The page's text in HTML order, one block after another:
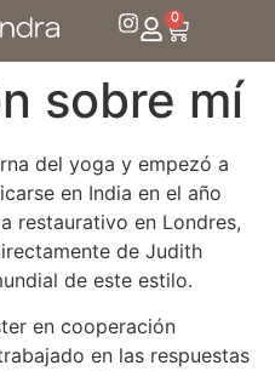
0
sobre mí
del yoga y empezó a
en India en el año
restaurativo en Londres,
de Judith
de este estilo.
en cooperación
en las respuestas